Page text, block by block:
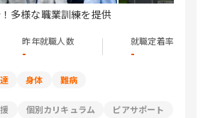
多様な職業訓練を提供
昨年就職人数
-
就職定着率
-
身体
難病
個別カリキュラム ピアサポート